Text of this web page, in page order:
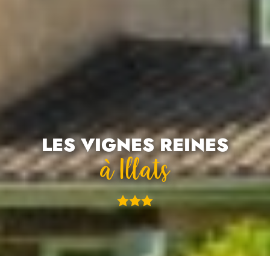
LES VIGNES REINES
À Illats